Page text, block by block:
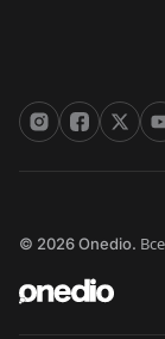
© 2026 Onedio.